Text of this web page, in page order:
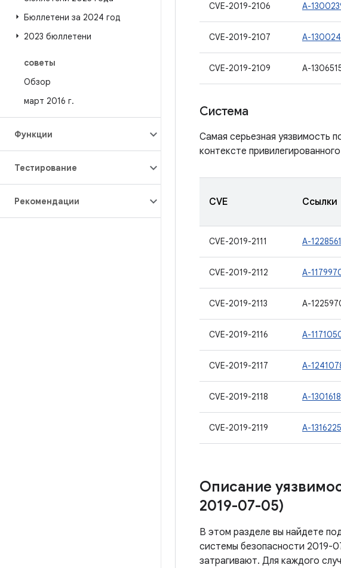
Бюллетени за 2024 год
2023 бюллетени
советы
Обзор
март 2016 г.
Функции
Тестирование
Рекомендации
CVE-2019-2106 A-
CVE-2019-2107 A-
CVE-2019-2109 A-
Система
Самая серьезная уязвимость
контексте
CVE Ссылки
CVE-2019-2111 A-
CVE-2019-2112 A-
CVE-2019-2113 A-
CVE-2019-2116 A-
CVE-2019-2117 A-
CVE-2019-2118 A-
CVE-2019-2119 A-
Описание
2019-07-05)
В этом разделе вы найдете
системы безопасности 2019-
затрагивают. Для каждого